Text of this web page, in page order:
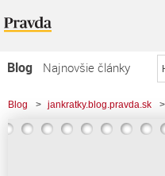
Blog
Najnovšie články
Najčítanejšie články
Najkomentovanejšie články
Blog > jankratky.blog.pravda.sk >